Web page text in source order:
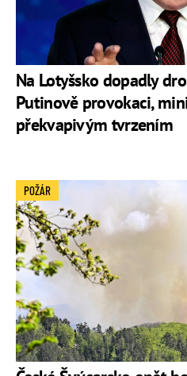
Na Lotyšsko dopadly
Putinově provokaci,
překvapivým tvrzením
POŽÁR